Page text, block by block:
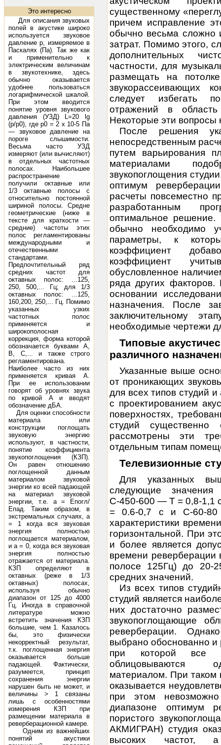
Это интересно
Для описания звуковых
полей в акустике широко
используется звуковое
давление p, измеряемое в
Паскалях (Па). Так же как
и применительно к
электрическим величинам
в звукотехнике, здесь
обычно оказывается
удобнее пользоваться
логарифмической шкалой.
При этом вводится
понятие уровня звукового
давления (УЗД) L=20 lg
(p/p0), где p0 = 2 х 10-5 Па
— звуковое давление на
пороге слышимости.
Весьма часто УЗД
измеряют (или вычисляют)
в отдельных частотных
полосах. Наибольшее
распространение
получили октавные или
1/3 октавные полосы с
относительно постоянной
шириной полосы. Средне
геометрические (ниже в
тексте для краткости —
средние) частоты этих
полос регламентированы
международными и
отечественными
стандартами.
Предпочтительный ряд
средних частот для
октавных полос: ...125,
250, 500,... Гц; для 1/3
октавных полос: ...125,
160,200, 250,... Гц. Помимо
указанных узких
частотных полос
применяется и
широкополосная
коррекция, форма которой
обозначается буквами A,
B, C,... и также строго
регламентирована.
Наиболее часто из них
применяется кривая A.
При ее использовании
говорят об уровнях звука
по кривой A и вводят
обозначение дБA.
Для оценки способности
материала или
конструкции поглощать
звуковую энергию
используют, в частности,
понятие коэффициента
звукопоглощения (КЗП).
Он равен отношению
поглощенной данным
материалом звуковой
энергии ко всей падающей
на материал звуковой
энергии, т.е. a = Епогл/
Епад. Таким образом, в
экстремальных случаях, a
= 1 когда вся звуковая
энергия полностью
поглощается материалом,
и a = 0, когда вся звуковая
энергия полностью
отражается от материала.
КЗП определяют в
октавных (реже в 1/3
октавных) полосах,
используя обычно
диапазон от 125 до 4000
Гц. Иногда в справочной
литературе можно
встретить значения КЗП
большие, чем 1. Казалось
бы, это физически
некорректный результат,
т.к. поглощенная энергия
оказывается больше
падающей. Фактически,
разумеется, принцип
сохранения энергии
нарушен быть не может, и
величины > 1 связаны
лишь с особенностями
измерения КЗП при
размещении материала в
реверберационной камере.
Одним из важнейших
понятий акустики
существенному
причем исправление
обычно весьма сложно
затрат. Помимо этого,
дополнительных
частности, для
размещать на
звукорассеивающих
следует избегать
отражений в
Некоторые эти
После решения
непосредственным
путем варьирования
материалами
звукопоглощения
оптимум
расчеты повсеместно
разработанным
оптимальное решение.
обычно необходимо
параметры, к
коэффициент
коэффициент
обусловленное
ряда других
основании
назначения. После
заключительному
необходимые чертежи
Типовые
различного
Указанные выше
от проникающих
для всех типов студий
с проектированием
поверхностях,
студий существенно
рассмотрены эти
отдельным типам
Телевизионные
Для указанных
следующие значения
С-450-600 — Т = 0,8-1,1
= 0.6-0,7 с и С-60-
характеристики
горизонтальной. При
и более является
времени реверберации
полосе 125Гц) до 20-
средних значений.
Из всех типов
студий является
них достаточно
звукопоглощающие
реверберации.
выбрано обоснованно и
при которой все
облицовываются
материалом. При таком
оказывается
при этом
диапазоне оптимум
пористого
АКМИГРАН) студия
высоких частот,